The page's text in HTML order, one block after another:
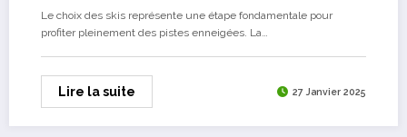
tous les niveaux
Le choix des skis représente une étape fondamentale pour
profiter pleinement des pistes enneigées. La…
Lire la suite 27 Janvier 2025